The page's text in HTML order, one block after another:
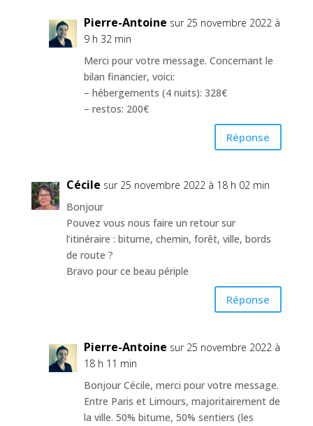
Pierre-Antoine sur 25 novembre 2022 à
9 h 32 min
Merci pour votre message. Concernant le
bilan financier, voici:
– hébergements (4 nuits): 328€
– restos: 200€
Réponse
Cécile sur 25 novembre 2022 à 18 h 02 min
Bonjour
Pouvez vous nous faire un retour sur
l’itinéraire : bitume, chemin, forêt, ville, bords
de route ?
Bravo pour ce beau périple
Réponse
Pierre-Antoine sur 25 novembre 2022 à
18 h 11 min
Bonjour Cécile, merci pour votre message.
Entre Paris et Limours, majoritairement de
la ville. 50% bitume, 50% sentiers (les